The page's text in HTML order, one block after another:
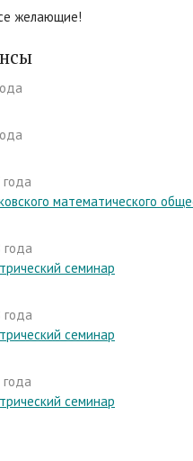
желающие!
математического
года
семинар
года
семинар
семинар